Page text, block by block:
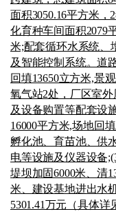
面积3050.16平方米，
化育种车间面积2079
米;配套循环水系统、
及智能控制系统。道
回填13650立方米,景
氧气站2处，厂区室
及设备购置等配套设
16000平方米,场地回
孵化池、育苗池、供
电等设施及仪器设备
堤坝加固6000米、清
米、建设基地进出水
5301.41万元 （具体详